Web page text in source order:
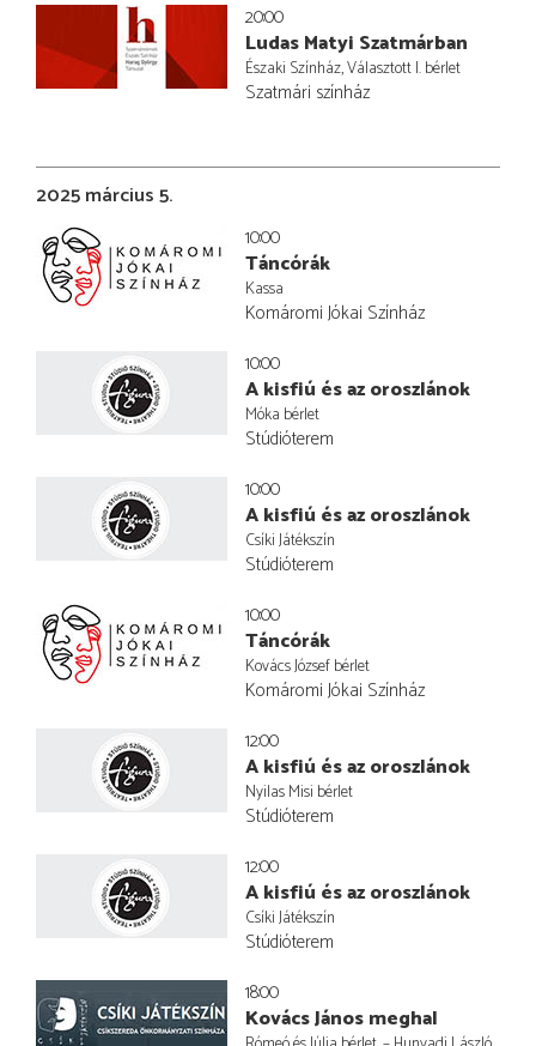
20:00
Ludas Matyi Szatmárban
Északi Színház, Választott I. bérlet
Szatmári színház
2025 március 5.
10:00
Táncórák
Kassa
Komáromi Jókai Színház
10:00
A kisfiú és az oroszlánok
Móka bérlet
Stúdióterem
10:00
A kisfiú és az oroszlánok
Csíki Játékszín
Stúdióterem
10:00
Táncórák
Kovács József bérlet
Komáromi Jókai Színház
12:00
A kisfiú és az oroszlánok
Nyilas Misi bérlet
Stúdióterem
12:00
A kisfiú és az oroszlánok
Csíki Játékszín
Stúdióterem
18:00
Kovács János meghal